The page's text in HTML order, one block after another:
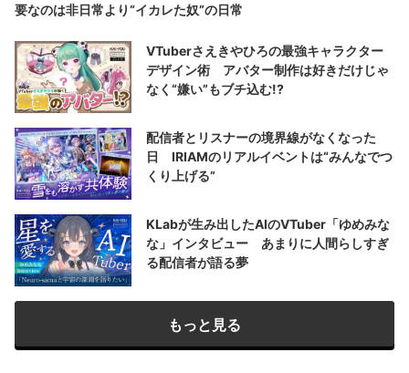
要なのは非日常より“イカレた奴”の日常
VTuberさえきやひろの最強キャラクター
デザイン術 アバター制作は好きだけじゃ
なく“嫌い”もブチ込む!?
配信者とリスナーの境界線がなくなった
日 IRIAMのリアルイベントは“みんなでつ
くり上げる”
KLabが生み出したAIのVTuber「ゆめみな
な」インタビュー あまりに人間らしすぎ
る配信者が語る夢
もっと見る